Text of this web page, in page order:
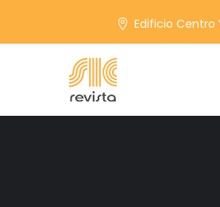
Edificio Centro